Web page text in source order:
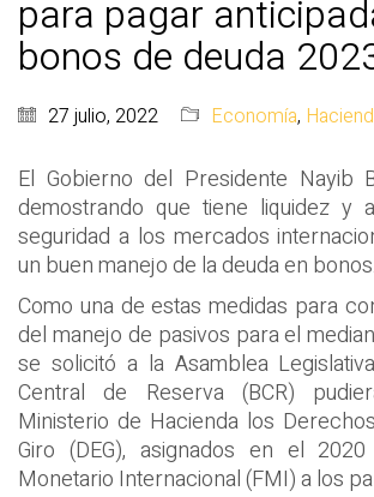
para pagar
bonos de deuda
27 julio, 2022 Economía,
El Gobierno del Presidente Nayib
demostrando que tiene liquidez y
seguridad a los mercados
un buen manejo de la deuda en bonos.
Como una de estas medidas para
del manejo de pasivos para el
se solicitó a la Asamblea
Central de Reserva (BCR)
Ministerio de Hacienda los
Giro (DEG), asignados en el
Monetario Internacional (FMI) a los